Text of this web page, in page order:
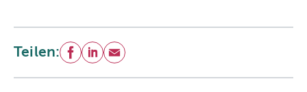
Teilen: Facebook
LinkedIn
E-Mail